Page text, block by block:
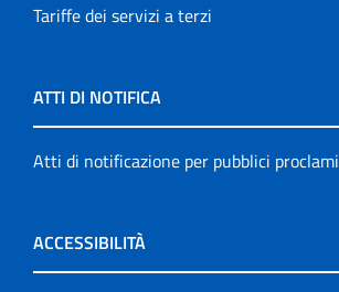
Tariffe dei servizi a terzi
ATTI DI NOTIFICA
Atti di notificazione per pubblici proclami
ACCESSIBILITÀ